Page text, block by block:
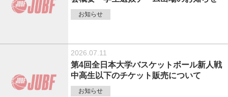
お知らせ
2026.07.11
第4回全日本大学バスケットボール新人戦
中高生以下のチケット販売について
お知らせ